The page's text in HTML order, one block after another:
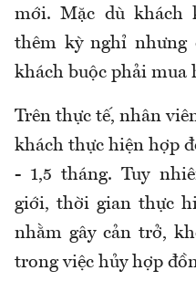
mới. Mặc dù khách
thêm kỳ nghỉ nhưng
khách buộc phải mua
Trên thực tế, nhân
khách thực hiện hợp
- 1,5 tháng. Tuy
giới, thời gian thực
nhằm gây cản trở,
trong việc hủy hợp